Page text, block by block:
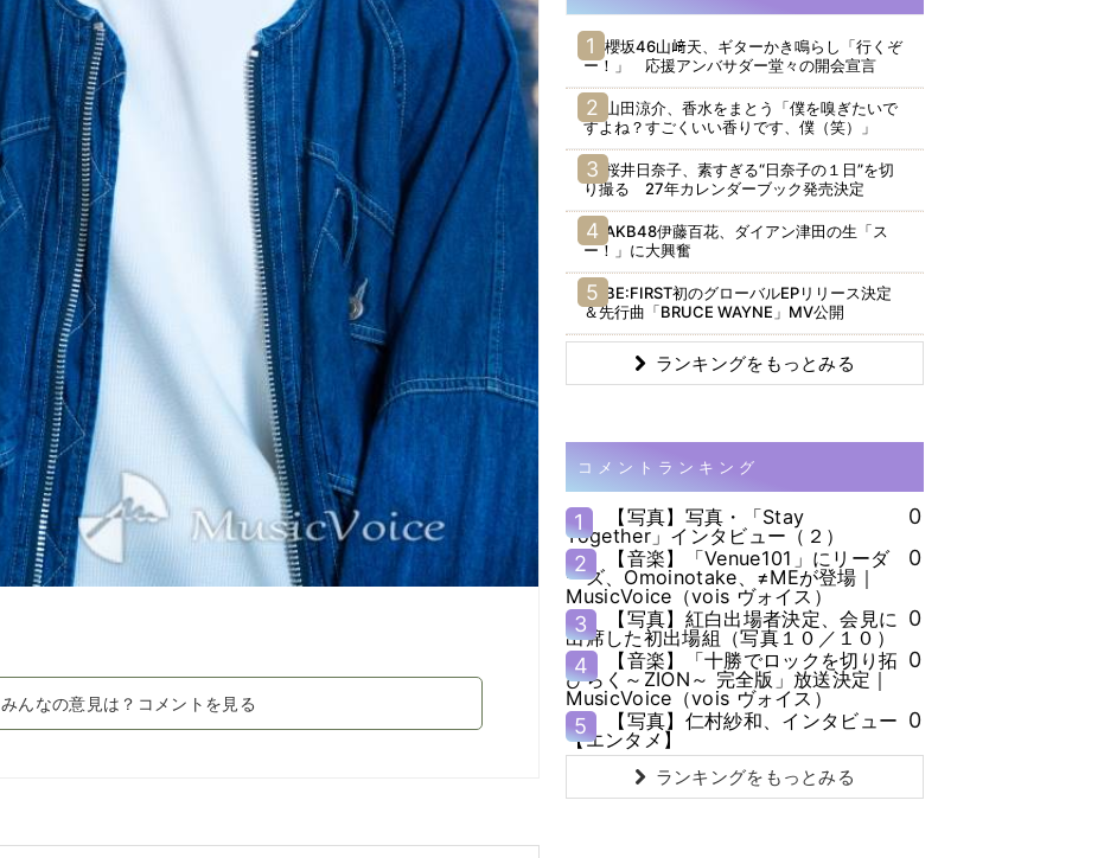
みんなの意見は？コメントを見る
櫻坂46山﨑天、ギターかき鳴らし「行くぞ
ー！」 応援アンバサダー堂々の開会宣言
山田涼介、香水をまとう「僕を嗅ぎたいで
すよね？すごくいい香りです、僕（笑）」
桜井日奈子、素すぎる“日奈子の１日”を切
り撮る 27年カレンダーブック発売決定
AKB48伊藤百花、ダイアン津田の生「ス
ー！」に大興奮
BE:FIRST初のグローバルEPリリース決定
＆先行曲「BRUCE WAYNE」MV公開
ランキングをもっとみる
コメントランキング
1
【写真】写真・「Stay
Together」インタビュー（２）
0
2
【音楽】「Venue101」にリーダ
ーズ、Omoinotake、≠MEが登場｜
MusicVoice（vois ヴォイス）
0
3
【写真】紅白出場者決定、会見に
出席した初出場組（写真１０／１０）
0
4
【音楽】「十勝でロックを切り拓
ひらく～ZION～ 完全版」放送決定｜
MusicVoice（vois ヴォイス）
0
5
【写真】仁村紗和、インタビュー
【エンタメ】
0
ランキングをもっとみる